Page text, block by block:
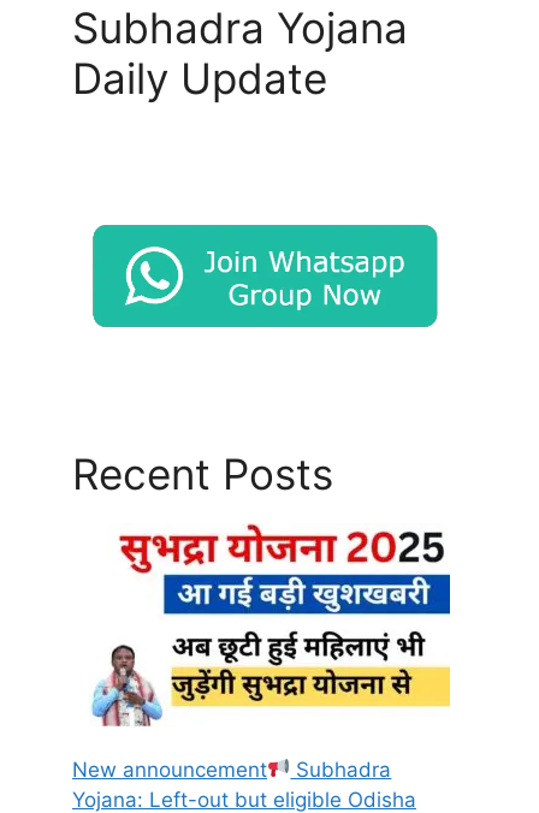
Subhadra Yojana
Daily Update
Recent Posts
New announcement
Subhadra
Yojana: Left-out but eligible Odisha